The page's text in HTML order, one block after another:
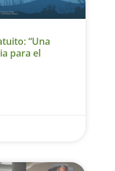
“Una
para el